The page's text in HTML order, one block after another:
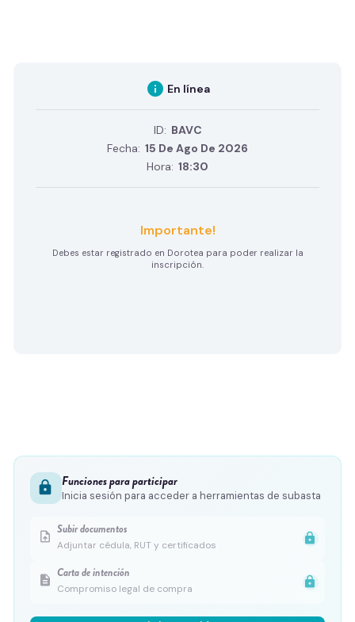
info En línea
ID: BAVC
Fecha: 15 De Ago De 2026
Hora: 18:30
Importante!
Debes estar registrado en Dorotea para poder realizar la
inscripción.
lock Funciones para participar
Inicia sesión para acceder a herramientas de subasta
upload_file Subir documentos
Adjuntar cédula, RUT y certificados
lock
description Carta de intención
Compromiso legal de compra
lock